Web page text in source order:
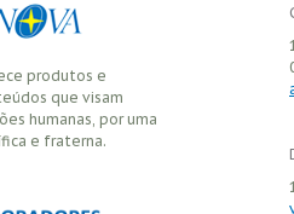
produtos e
que visam
humanas, por uma
e fraterna.